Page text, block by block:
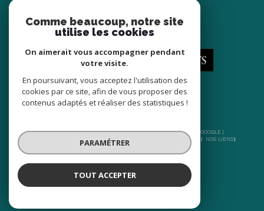
Nous
ADHÉRONS
© 2026 | TOUS DROITS RÉSERVÉS | TRADUCTION POWERED BY GOOGLE |
PLAN DU SITE MENTIONS LÉGALES ADMIN
NOS LIENS
POLITIQUE RGPD
Comme beaucoup, notre site
utilise les cookies
On aimerait vous accompagner pendant
votre visite.
En poursuivant, vous acceptez l'utilisation des
cookies par ce site, afin de vous proposer des
contenus adaptés et réaliser des statistiques !
PARAMÉTRER
TOUT ACCEPTER